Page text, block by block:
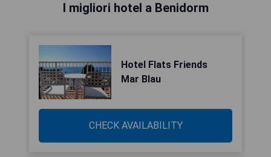
I migliori hotel a Benidorm
Hotel Flats Friends
Mar Blau
CHECK AVAILABILITY